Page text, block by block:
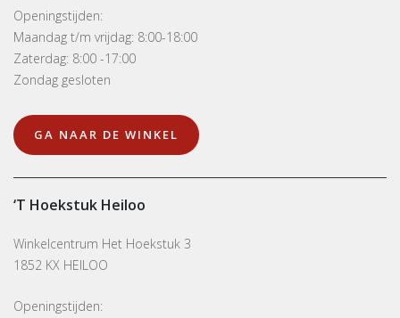
Openingstijden:
Maandag t/m vrijdag: 8:00-18:00
Zaterdag: 8:00 -17:00
Zondag gesloten
GA NAAR DE WINKEL
‘t Hoekstuk Heiloo
Winkelcentrum Het Hoekstuk 3
1852 KX HEILOO
Openingstijden: